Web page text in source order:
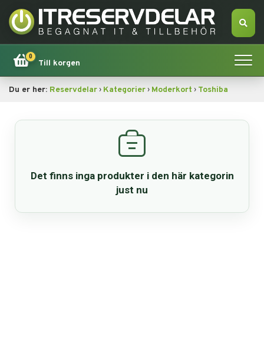
0
Till korgen
Apple
Du er her: Reservdelar› Kategorier› Moderkort › Toshiba
Det finns inga produkter i den här kategorin
just nu